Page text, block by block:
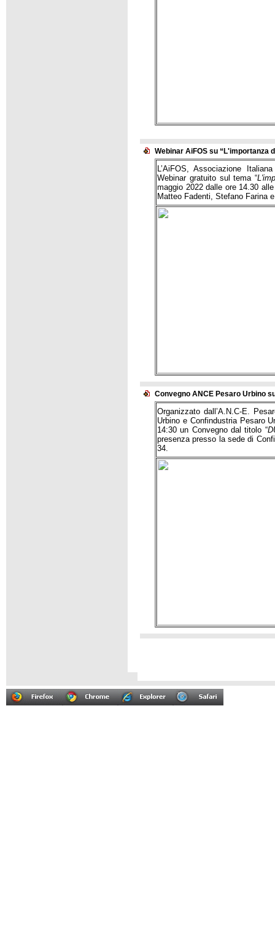
Webinar AiFOS su “L'importanza
L’AiFOS, Associazione
Webinar gratuito sul tema “
maggio 2022 dalle ore 14.30
Matteo Fadenti, Stefano Farina
Convegno ANCE Pesaro Urbino
Organizzato dall’A.N.C-E.
Urbino e Confindustria Pesaro
14:30 un Convegno dal titolo “
presenza presso la sede di
34.